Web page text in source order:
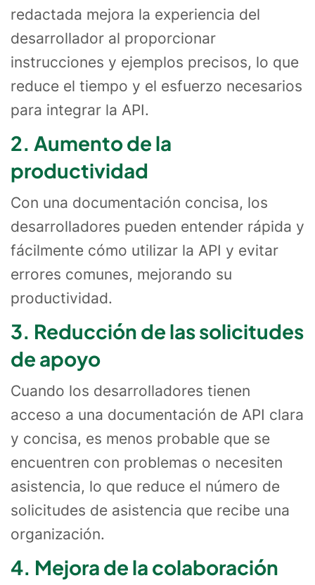
redactada mejora la experiencia del
desarrollador al proporcionar
instrucciones y ejemplos precisos, lo que
reduce el tiempo y el esfuerzo necesarios
para integrar la API.
2. Aumento de la
productividad
Con una documentación concisa, los
desarrolladores pueden entender rápida y
fácilmente cómo utilizar la API y evitar
errores comunes, mejorando su
productividad.
3. Reducción de las solicitudes
de apoyo
Cuando los desarrolladores tienen
acceso a una documentación de API clara
y concisa, es menos probable que se
encuentren con problemas o necesiten
asistencia, lo que reduce el número de
solicitudes de asistencia que recibe una
organización.
4. Mejora de la colaboración